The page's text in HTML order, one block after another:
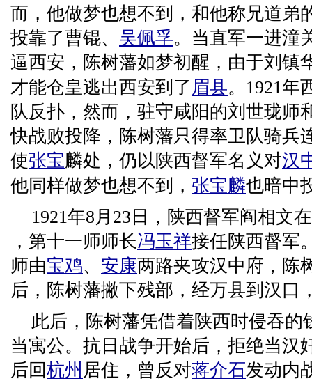
而，他做梦也想不到，和他称兄道弟
投靠了曹锟、 吴佩孚。当直军一进潼
逼西安，陈树藩如梦初醒，由于刘镇
才能仓皇逃出西安到了 眉县。1921年
队反扑，然而，驻守咸阳的刘世珑师
快战败投降，陈树藩只得率卫队骑兵
使张宝麟处，仍以陕西督军名义对汉
他同样做梦也想不到， 张宝麟也暗中
1921年8月23日，陕西督军阎相文
，第十一师师长冯玉祥接任陕西督军
师由宝鸡、 安康两路夹攻汉中府，陈
后，陈树藩撇下残部，经万县到汉口
此后，陈树藩凭借着陕西时侵吞的
当寓公。抗日战争开始后，拒绝当汉
后回杭州 居住，曾反对蒋介石发动内